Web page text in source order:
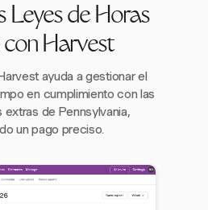
Leyes de Horas
con Harvest
ayuda a gestionar el
en cumplimiento con las
extras de Pennsylvania,
un pago preciso.